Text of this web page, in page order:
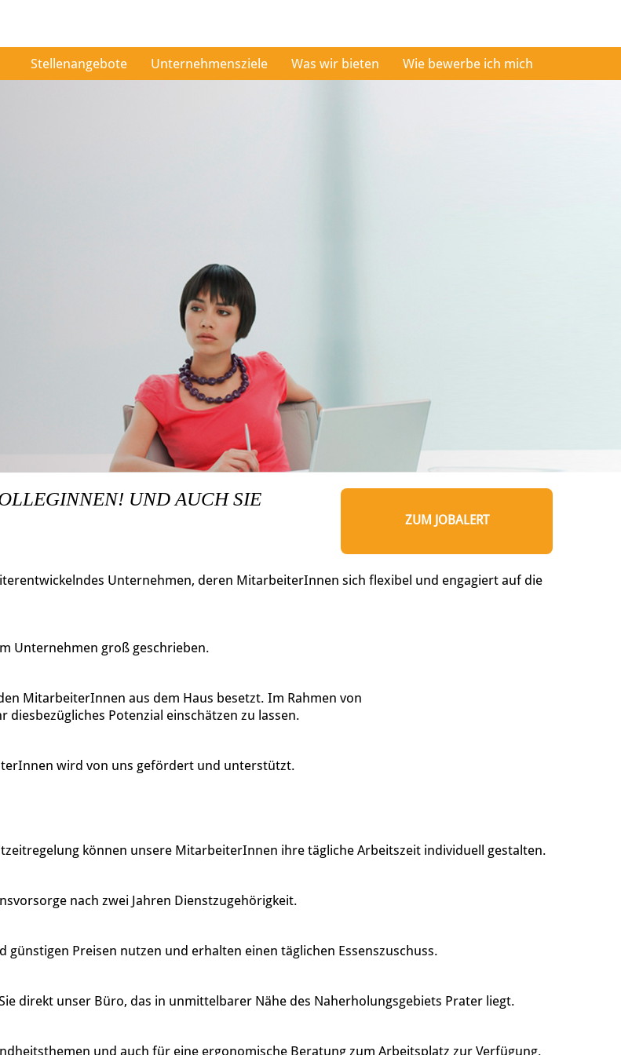
Stellenangebote Unternehmensziele Was wir bieten Wie bewerbe ich mich
ZUM JOBALERT
UND AUCH SIE
Unternehmen, deren MitarbeiterInnen sich flexibel und engagiert auf die
Unternehmen groß geschrieben.
MitarbeiterInnen aus dem Haus besetzt. Im Rahmen von
Potenzial einschätzen zu lassen.
wird von uns gefördert und unterstützt.
können unsere MitarbeiterInnen ihre tägliche Arbeitszeit individuell gestalten.
nach zwei Jahren Dienstzugehörigkeit.
Preisen nutzen und erhalten einen täglichen Essenszuschuss.
direkt unser Büro, das in unmittelbarer Nähe des Naherholungsgebiets Prater liegt.
und auch für eine ergonomische Beratung zum Arbeitsplatz zur Verfügung.